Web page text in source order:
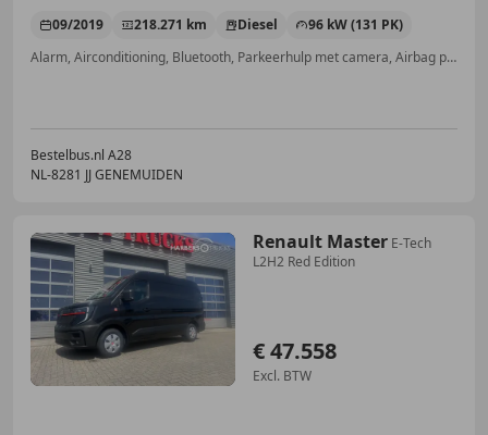
09/2019 218.271 km Diesel
96 kW (131 PK)
Alarm, Airconditioning, Bluetooth, Parkeerhulp met camera, Airbag passagier, Armsteun, Cruise control, Navigatiesysteem
Bestelbus.nl A28
NL-8281 JJ GENEMUIDEN
Renault Master E-Tech
L2H2 Red Edition
€ 47.558
Excl. BTW